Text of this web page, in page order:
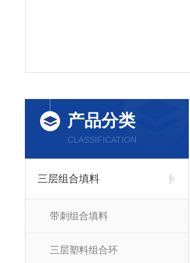
产品分类
CLASSIFICATION
三层组合填料
带刺组合填料
三层塑料组合环